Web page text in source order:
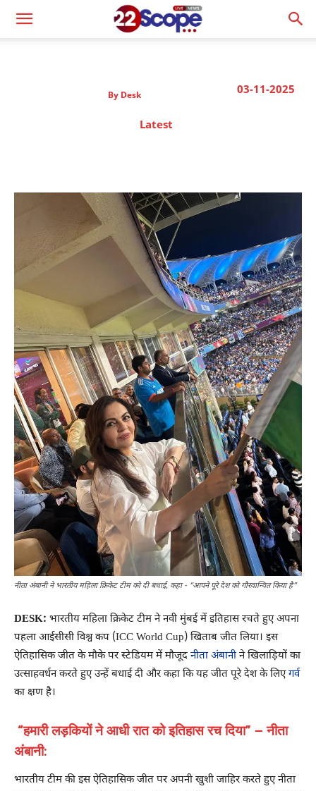
03-11-2025
By Desk
Latest
नीता अंबानी ने भारतीय महिला क्रिकेट टीम को दी बधाई, कहा - “आपने पूरे देश को गौरवान्वित किया है”
DESK: भारतीय महिला क्रिकेट टीम ने नवी मुंबई में इतिहास रचते हुए अपना
पहला आईसीसी विश्व कप (ICC World Cup) खिताब जीत लिया। इस
ऐतिहासिक जीत के मौके पर स्टेडियम में मौजूद नीता अंबानीने खिलाड़ियों का
उत्साहवर्धन करते हुए उन्हें बधाई दी और कहा कि यह जीत पूरे देश के लिएगर्व
का क्षण है।
“हमारी लड़कियों ने आधी रात को इतिहास रच दिया” – नीता
अंबानी:
भारतीय टीम की इस ऐतिहासिक जीत पर अपनी खुशी जाहिर करते हुए नीता